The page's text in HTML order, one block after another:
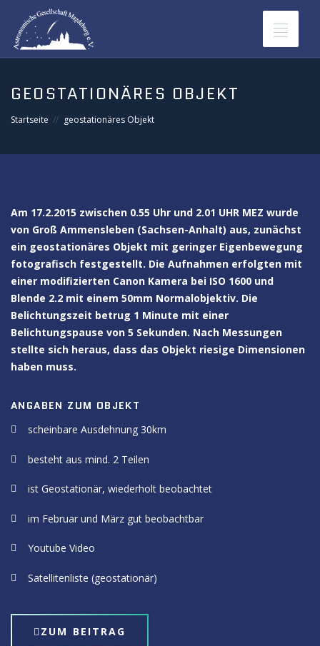
Toggle
GEOSTATIONÄRES OBJEKT
Startseite geostationäres Objekt
Am 17.2.2015 zwischen 0.55 Uhr und 2.01 UHR MEZ wurde
von Groß Ammensleben (Sachsen-Anhalt) aus, zunächst
ein geostationäres Objekt mit geringer Eigenbewegung
fotografisch festgestellt. Die Aufnahmen erfolgten mit
einer modifizierten Canon Kamera bei ISO 1600 und
Blende 2.2 mit einem 50mm Normalobjektiv. Die
Belichtungszeit betrug 1 Minute mit einer
Belichtungspause von 5 Sekunden. Nach Messungen
stellte sich heraus, dass das Objekt riesige Dimensionen
haben muss.
ANGABEN ZUM OBJEKT
scheinbare Ausdehnung 30km
besteht aus mind. 2 Teilen
ist Geostationär, wiederholt beobachtet
im Februar und März gut beobachtbar
Youtube Video
Satellitenliste (geostationär)
ZUM BEITRAG